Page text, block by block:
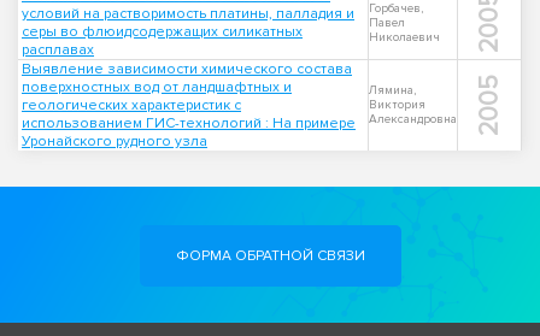
условий на растворимость платины, палладия и
серы во флюидсодержащих силикатных
расплавах
Горбачев,
Павел
Николаевич
2005
Выявление зависимости химического состава
поверхностных вод от ландшафтных и
геологических характеристик с
использованием ГИС-технологий : На примере
Уронайского рудного узла
Лямина,
Виктория
Александровна
2005
ФОРМА ОБРАТНОЙ СВЯЗИ